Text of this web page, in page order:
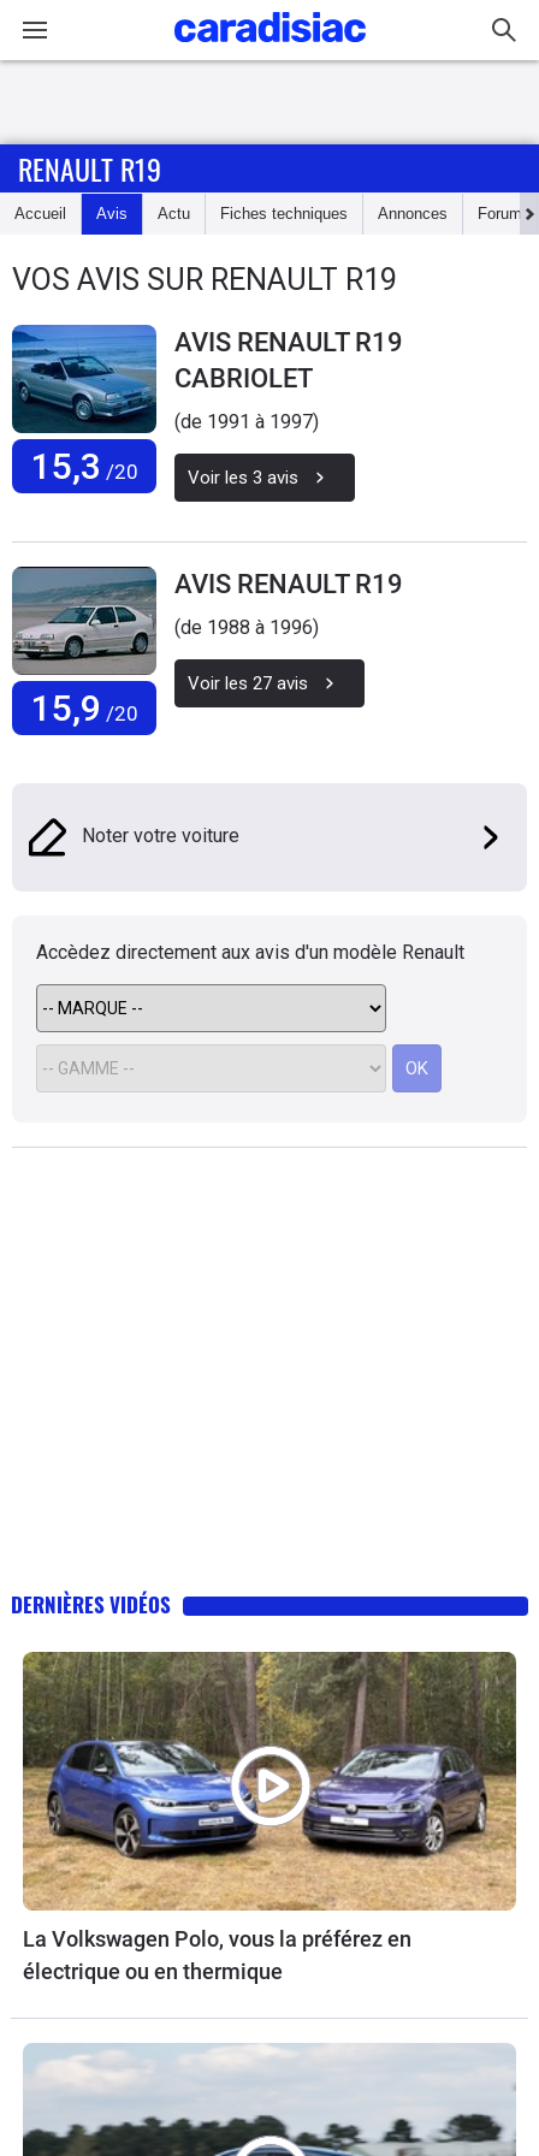
Accueil
Essais
Guide
d'achat
Electriques
Flottes
Auto
Services
Forum
Marques
RENAULT R19
Accueil Avis Actu Fiches techniques Annonces Forum
VOS AVIS SUR RENAULT R19
15,3 /20
AVIS RENAULT R19
CABRIOLET
(de 1991 à 1997)
Voir les 3 avis
15,9 /20
AVIS RENAULT R19
(de 1988 à 1996)
Voir les 27 avis
Noter votre voiture
Accèdez directement aux avis d'un modèle Renault
OK
DERNIÈRES VIDÉOS
La Volkswagen Polo, vous la préférez en
électrique ou en thermique